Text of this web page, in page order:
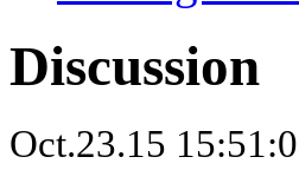
Discussion
Oct.23.15